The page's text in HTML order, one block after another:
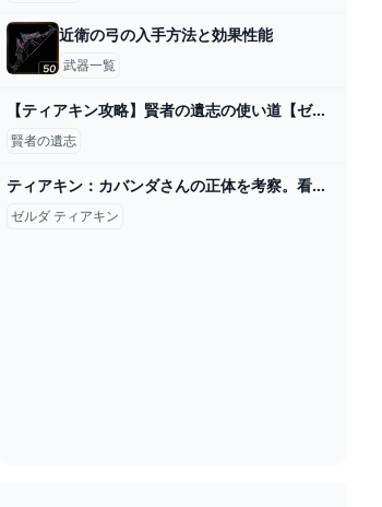
近衛の弓の入手方法と効果性能
武器一覧
【ティアキン攻略】賢者の遺志の使い道【ゼルダの伝説】#tearsofthekingdom #shorts - YouTube
賢者の遺志
ティアキン：カバンダさんの正体を考察。看板の場所（全81カ所）もマップで解説【ゼルダ ティアーズ オブ ザ キングダム日記＃67】 - 電撃オンライン
ゼルダ ティアキン